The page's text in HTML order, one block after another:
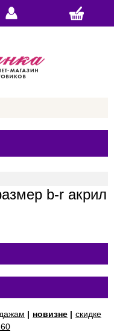
b-r акрил
| новизне | скидке